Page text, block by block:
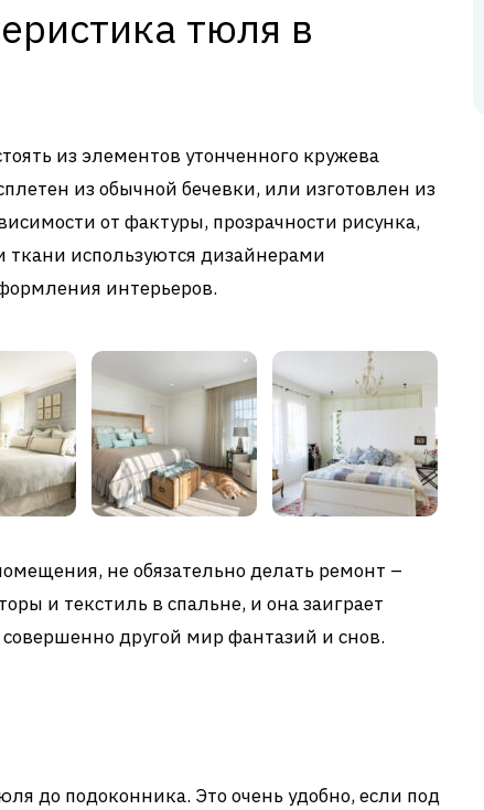
тюля в
из элементов утонченного кружева
из обычной бечевки, или изготовлен из
от фактуры, прозрачности рисунка,
ткани используются дизайнерами
интерьеров.
не обязательно делать ремонт –
и текстиль в спальне, и она заиграет
другой мир фантазий и снов.
до подоконника. Это очень удобно, если под